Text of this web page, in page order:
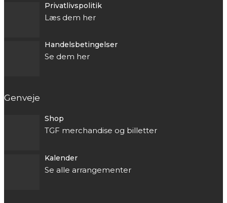
Privatlivspolitik
Læs dem her
Handelsbetingelser
Se dem her
Genveje
Shop
TGF merchandise og billetter
Kalender
Se alle arrangementer